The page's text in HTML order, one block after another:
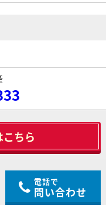
ちら
電話で
問い合わせ